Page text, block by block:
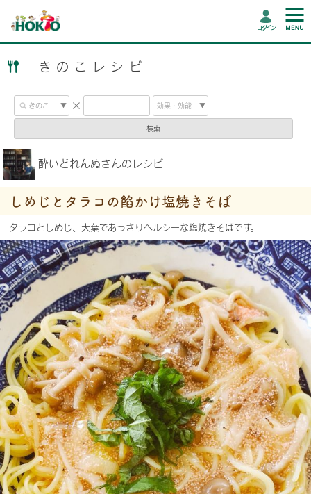
ログイン
きのこレシピ
検索
酔いどれんぬさんのレシピ
しめじとタラコの餡かけ塩焼きそば
タラコとしめじ、大葉であっさりヘルシーな塩焼きそばです。